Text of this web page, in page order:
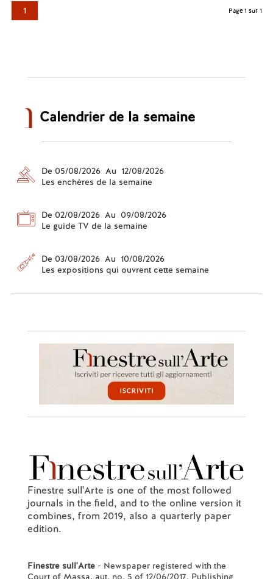
1 Page 1 sur 1
Calendrier de la semaine
De 05/08/2026 Au 12/08/2026
Les enchères de la semaine
De 02/08/2026 Au 09/08/2026
Le guide TV de la semaine
De 03/08/2026 Au 10/08/2026
Les expositions qui ouvrent cette semaine
Finestre sull'Arte is one of the most followed
journals in the field, and to the online version it
combines, from 2019, also a quarterly paper
edition.
Finestre sull'Arte- Newspaper registered with the
Court of Massa, aut. no. 5 of 12/06/2017. Publishing